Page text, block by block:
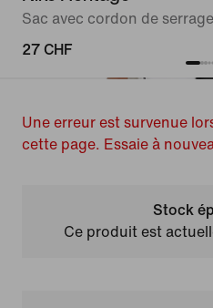
Sac avec cordon de
27 CHF
Une erreur est survenue
cette page. Essaie à
Stock
Ce produit est